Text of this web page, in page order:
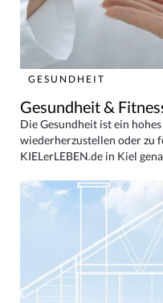
GESUNDHEIT
Gesundheit &
Die Gesundheit ist ein
wiederherzustellen oder zu
KIELerLEBEN.de in Kiel